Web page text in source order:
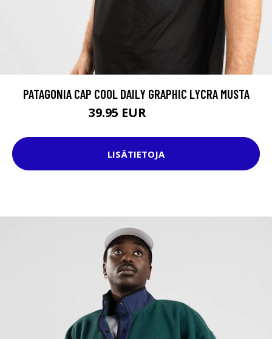
PATAGONIA CAP COOL DAILY GRAPHIC LYCRA MUSTA
39.95 EUR
LISÄTIETOJA